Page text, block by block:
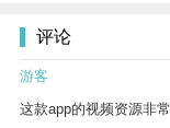
评论
游客
这款app的视频资源非